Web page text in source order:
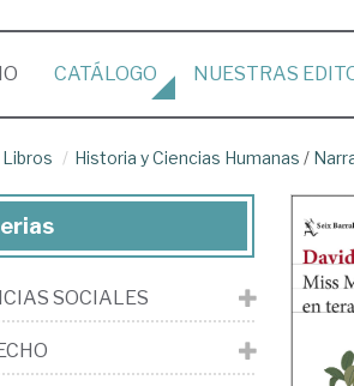
(CURRENT)
CATÁLOGO NUESTRAS
Libros Historia y Ciencias Humanas /
SOCIALES